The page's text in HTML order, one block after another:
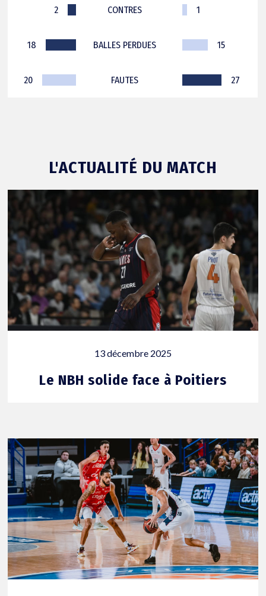
2 CONTRES 1
18 BALLES PERDUES 15
20 FAUTES 27
L'ACTUALITÉ DU MATCH
13 décembre 2025
Le NBH solide face à Poitiers